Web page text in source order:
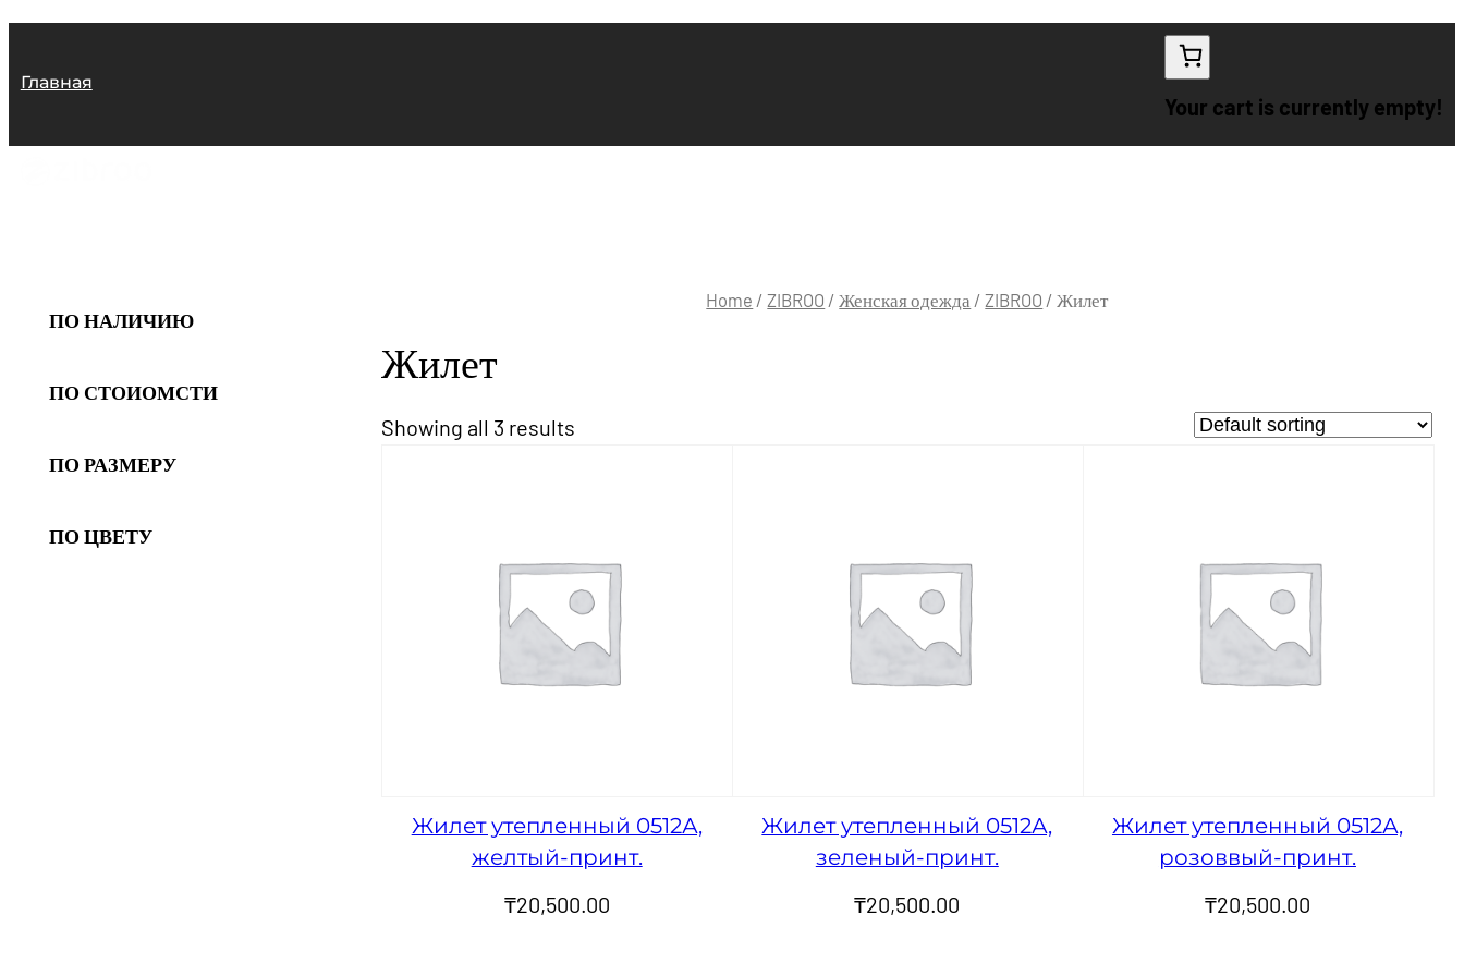
Перейти
содержимому
Главная
Your cart is currently empty!
ПО НАЛИЧИЮ
ПО СТОИОМСТИ
ПО РАЗМЕРУ
ПО ЦВЕТУ
Home /ZIBROO /Женская одежда /ZIBROO / Жилет
Жилет
Showing all 3 results
Жилет утепленный 0512А,
желтый-принт.
₸20,500.00
Жилет утепленный 0512А,
зеленый-принт.
₸20,500.00
Жилет утепленный 0512А,
розоввый-принт.
₸20,500.00